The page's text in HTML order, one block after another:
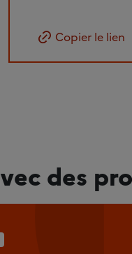
Copier le lien
des